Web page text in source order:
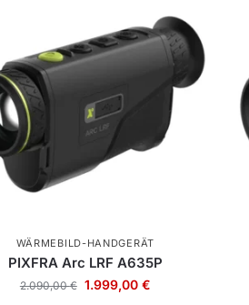
WÄRMEBILD-HANDGERÄT
PIXFRA Arc LRF A635P
2.090,00€ 1.999,00 €